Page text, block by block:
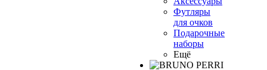
Футляры
для очков
Подарочные
наборы
Ещё